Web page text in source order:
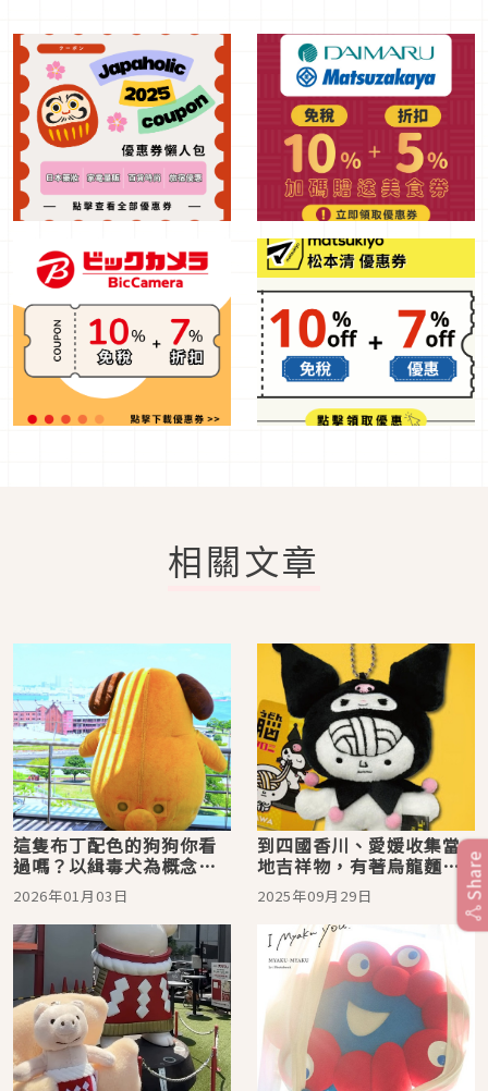
相關文章
這隻布丁配色的狗狗你看
過嗎？以緝毒犬為概念而
誕生的日本海關吉祥物
「Custom-kun（カスタ
ム君）」
2026年01月03日
到四國香川、愛媛收集當
地吉祥物，有著烏龍麵大
腦的烏龍腦、長得像蜜柑
的狗狗Mican
2025年09月29日 Share